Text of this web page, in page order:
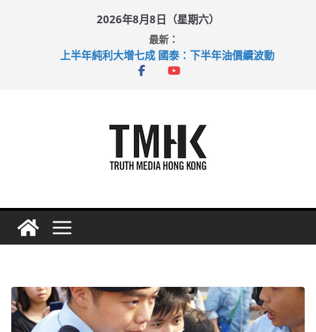
2026年8月8日（星期六）
最新：
上半年純利大增七成 國泰：下半年油價續波動
拜仁熱身賽挫維拉 啟德主場館奪錦標